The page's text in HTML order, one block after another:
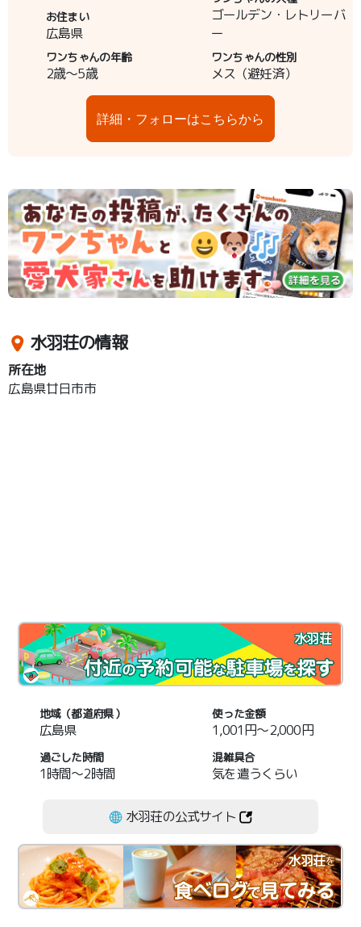
お住まい
広島県
ゴールデン・レトリーバ
ー
ワンちゃんの年齢
2歳～5歳
ワンちゃんの性別
メス（避妊済）
詳細・フォローはこちらから
水羽荘の情報
所在地
広島県廿日市市
水羽荘
地域（都道府県）
広島県
使った金額
1,001円～2,000円
過ごした時間
1時間～2時間
混雑具合
気を遣うくらい
水羽荘の公式サイト
水羽荘を